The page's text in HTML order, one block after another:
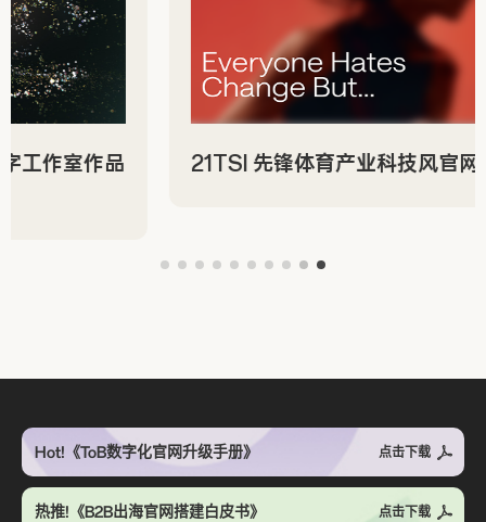
21TSI 先锋体育产业科技风官网设计赏析
Hot!《ToB数字化官网升级手册》 点击下载
热推!《B2B出海官网搭建白皮书》 点击下载